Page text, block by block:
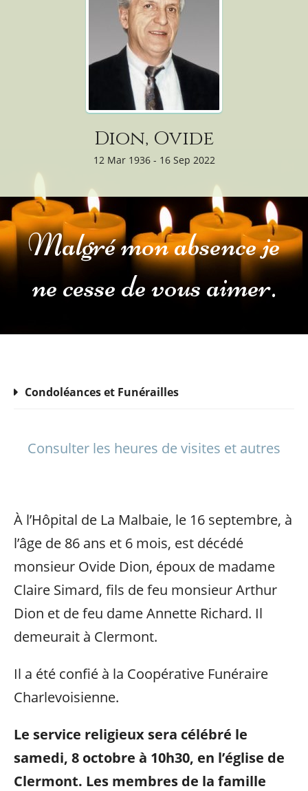
Dion, Ovide
12 Mar 1936 - 16 Sep 2022
Malgré mon absence je
ne cesse de vous aimer.
Condoléances et Funérailles
Consulter les heures de visites et autres
À l’Hôpital de La Malbaie, le 16 septembre, à
l’âge de 86 ans et 6 mois, est décédé
monsieur Ovide Dion, époux de madame
Claire Simard, fils de feu monsieur Arthur
Dion et de feu dame Annette Richard. Il
demeurait à Clermont.
Il a été confié à la Coopérative Funéraire
Charlevoisienne.
Le service religieux sera célébré le
samedi, 8 octobre à 10h30, en l’église de
Clermont. Les membres de la famille